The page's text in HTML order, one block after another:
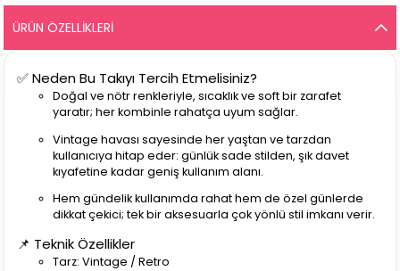
ÜRÜN ÖZELLIKLERI
✅ Neden Bu Takıyı Tercih Etmelisiniz?
Doğal ve nötr renkleriyle, sıcaklık ve soft bir zarafet
yaratır; her kombinle rahatça uyum sağlar.
Vintage havası sayesinde her yaştan ve tarzdan
kullanıcıya hitap eder: günlük sade stilden, şık davet
kıyafetine kadar geniş kullanım alanı.
Hem gündelik kullanımda rahat hem de özel günlerde
dikkat çekici; tek bir aksesuarla çok yönlü stil imkanı verir.
📌 Teknik Özellikler
Tarz: Vintage / Retro